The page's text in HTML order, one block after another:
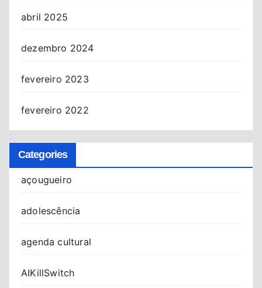
abril 2025
dezembro 2024
fevereiro 2023
fevereiro 2022
Categories
açougueiro
adolescência
agenda cultural
AIKillSwitch